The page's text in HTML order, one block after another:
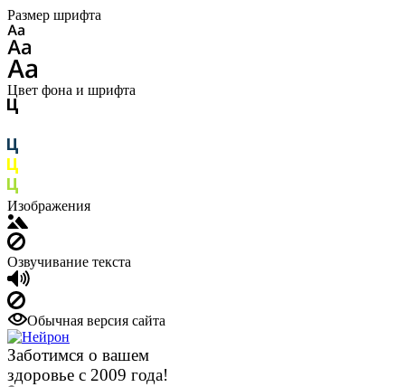
Размер шрифта
Цвет фона и шрифта
Изображения
Озвучивание текста
Обычная версия сайта
Заботимся о вашем
здоровье с 2009 года!